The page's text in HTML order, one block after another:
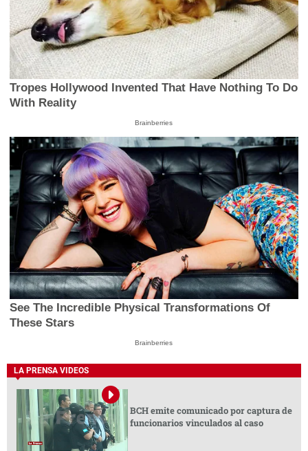
Tropes Hollywood Invented That Have Nothing To Do
With Reality
Brainberries
See The Incredible Physical Transformations Of
These Stars
Brainberries
LA PRENSA VIDEOS
BCH emite comunicado por captura de
funcionarios vinculados al caso